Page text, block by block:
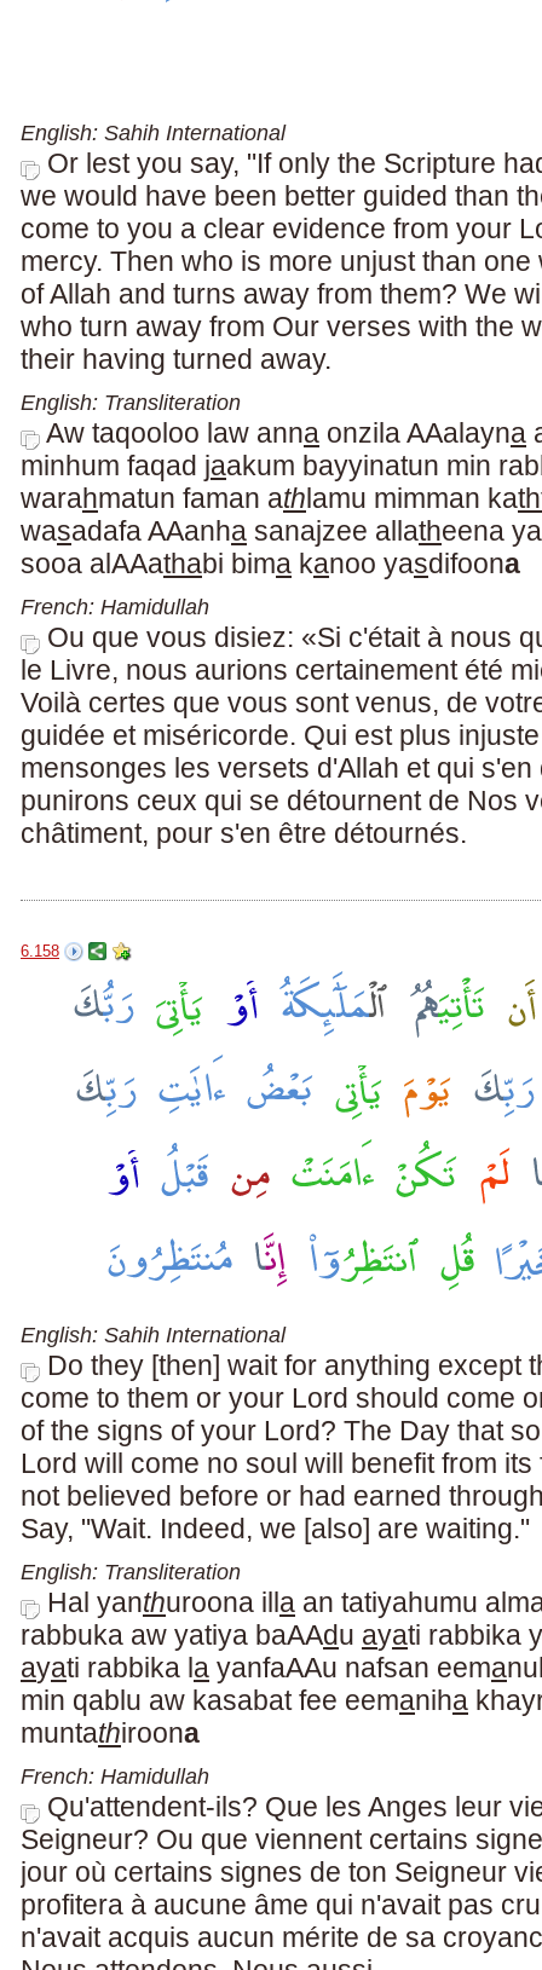
English: Sahih International
Or lest you say, "If only the Scripture
we would have been better guided than
come to you a clear evidence from your
mercy. Then who is more unjust than
of Allah and turns away from them? We
who turn away from Our verses with the
their having turned away.
English: Transliteration
Aw taqooloo law anna onzila AAalayna
minhum faqad jaakum bayyinatun min
warahmatun faman ath lamu mimman ka
wasadafa AAanha sanajzee allatheena ya
sooa alAAathabi bima kanoo yasdifoona
French: Hamidullah
Ou que vous disiez: «Si c'était à nous
le Livre, nous aurions certainement été
Voilà certes que vous sont venus, de
guidée et miséricorde. Qui est plus
mensonges les versets d'Allah et qui
punirons ceux qui se détournent de Nos
châtiment, pour s'en être détournés.
6.158
English: Sahih International
Do they [then] wait for anything except
come to them or your Lord should come
of the signs of your Lord? The Day that
Lord will come no soul will benefit from
not believed before or had earned
Say, "Wait. Indeed, we [also] are waiting."
English: Transliteration
Hal yanthuroona illa an tatiyahumu
rabbuka aw yatiya baAAdu ayati rabbika
ayati rabbika la yanfaAAu nafsan eema
min qablu aw kasabat fee eemaniha
muntathiroona
French: Hamidullah
Qu'attendent-ils? Que les Anges leur
Seigneur? Ou que viennent certains
jour où certains signes de ton Seigneur
profitera à aucune âme qui n'avait pas
n'avait acquis aucun mérite de sa